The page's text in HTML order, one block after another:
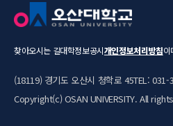
찾아오시는 길대학정보공시개인정보처리방침
(18119) 경기도 오산시 청학로 45TEL: 031-
Copyright(c) OSAN UNIVERSITY. All